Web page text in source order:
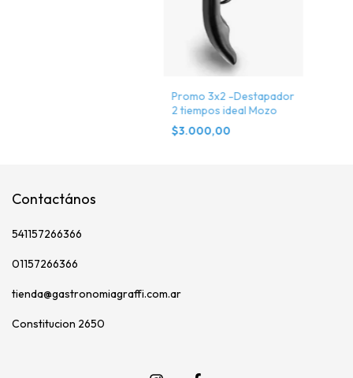
Promo 3x2 -Destapador
2 tiempos ideal Mozo
$3.000,00
Contactános
541157266366
01157266366
tienda@gastronomiagraffi.com.ar
Constitucion 2650